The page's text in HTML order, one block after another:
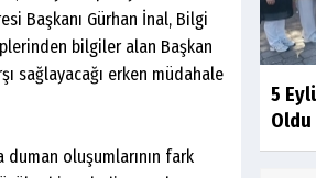
Başkanı Gürhan İnal, Bilgi
bilgiler alan Başkan
sağlayacağı erken müdahale
oluşumlarının fark
5
Oldu